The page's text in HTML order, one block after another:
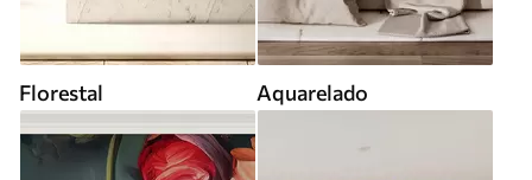
Florestal Aquarelado